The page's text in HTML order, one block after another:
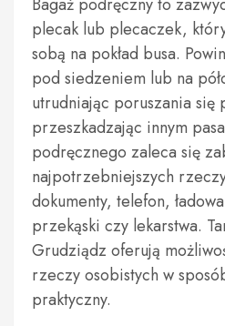
plecak lub plecaczek,
sobą na pokład busa.
pod siedzeniem lub na
utrudniając poruszania
przeszkadzając innym
podręcznego zaleca się
najpotrzebniejszych
dokumenty, telefon,
przekąski czy lekarstwa.
Grudziądz oferują
rzeczy osobistych w
praktyczny.